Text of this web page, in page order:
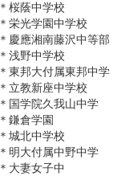
蔭中学校
光学園中学校
湘南藤沢中等
＊浅野中学
付属東邦中学
座中学校
学院久我山中
＊鎌倉学
北中学校 ＊
＊明大付属
大妻女子